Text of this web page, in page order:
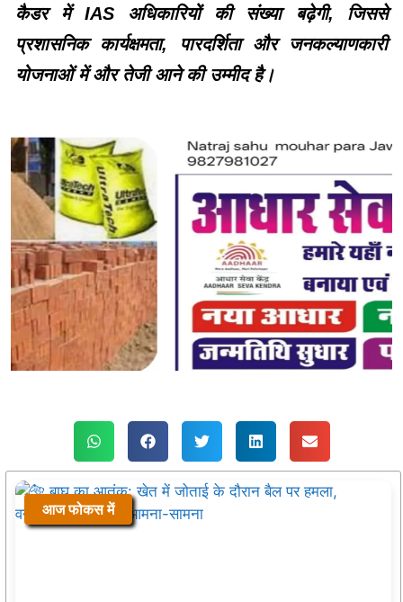
कैडर में IAS अधिकारियों की संख्या बढ़ेगी, जिससे
प्रशासनिक कार्यक्षमता, पारदर्शिता और जनकल्याणकारी
योजनाओं में और तेजी आने की उम्मीद है।
आज फोकस में